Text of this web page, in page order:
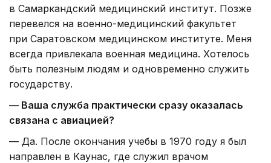
в Самаркандский медицинский институт. Позже
перевелся на военно-медицинский факультет
при Саратовском медицинском институте. Меня
всегда привлекала военная медицина. Хотелось
быть полезным людям и одновременно служить
государству.
— Ваша служба практически сразу оказалась
связана с авиацией?
— Да. После окончания учебы в 1970 году я был
направлен в Каунас, где служил врачом